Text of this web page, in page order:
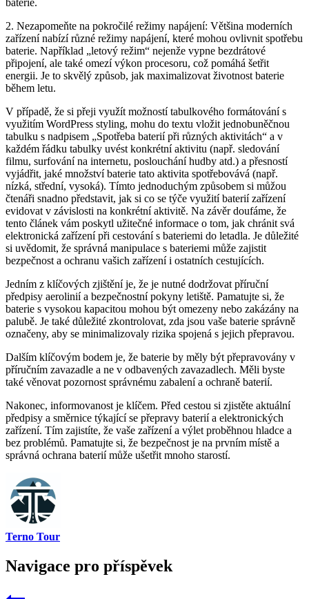
baterie.
2. Nezapomeňte na pokročilé režimy napájení: Většina moderních
zařízení nabízí různé režimy napájení, které mohou ovlivnit spotřebu
baterie. Například „letový režim“ nejenže vypne bezdrátové
připojení, ale také omezí výkon procesoru, což pomáhá šetřit
energii. Je to skvělý způsob, jak maximalizovat životnost baterie
během letu.
V případě, že si přeji využít možností tabulkového formátování s
využitím WordPress styling, mohu do textu vložit jednobuněčnou
tabulku s nadpisem „Spotřeba baterií při různých aktivitách“ a v
každém řádku tabulky uvést konkrétní aktivitu (např. sledování
filmu, surfování na internetu, poslouchání hudby atd.) a přesností
vyjádřit, jaké množství baterie tato aktivita spotřebovává (např.
nízká, střední, vysoká). Tímto jednoduchým způsobem si můžou
čtenáři snadno představit, jak si co se týče využití baterií zařízení
evidovat v závislosti na konkrétní aktivitě. Na závěr doufáme, že
tento článek vám poskytl užitečné informace o tom, jak chránit svá
elektronická zařízení při cestování s bateriemi do letadla. Je důležité
si uvědomit, že správná manipulace s bateriemi může zajistit
bezpečnost a ochranu vašich zařízení i ostatních cestujících.
Jedním z klíčových zjištění je, že je nutné dodržovat příruční
předpisy aerolinií a bezpečnostní pokyny letiště. Pamatujte si, že
baterie s vysokou kapacitou mohou být omezeny nebo zakázány na
palubě. Je také důležité zkontrolovat, zda jsou vaše baterie správně
označeny, aby se minimalizovaly rizika spojená s jejich přepravou.
Dalším klíčovým bodem je, že baterie by měly být přepravovány v
příručním zavazadle a ne v odbavených zavazadlech. Měli byste
také věnovat pozornost správnému zabalení a ochraně baterií.
Nakonec, informovanost je klíčem. Před cestou si zjistěte aktuální
předpisy a směrnice týkající se přepravy baterií a elektronických
zařízení. Tím zajistíte, že vaše zařízení a výlet proběhnou hladce a
bez problémů. Pamatujte si, že bezpečnost je na prvním místě a
správná ochrana baterií může ušetřit mnoho starostí.
Terno Tour
Navigace pro příspěvek